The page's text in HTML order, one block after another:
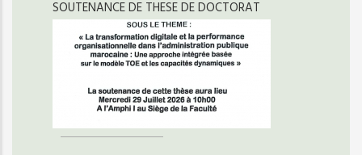
SOUTENANCE DE THESE DE DOCTORAT